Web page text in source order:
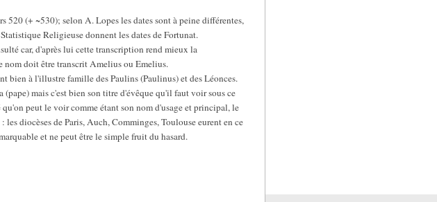
520 (+ ~530); selon A. Lopes les dates sont à peine différentes,
Religieuse donnent les dates de Fortunat.
car, d'après lui cette transcription rend mieux la
doit être transcrit Amelius ou Emelius.
bien à l'illustre famille des Paulins (Paulinus) et des Léonces.
mais c'est bien son titre d'évêque qu'il faut voir sous ce
peut le voir comme étant son nom d'usage et principal, le
diocèses de Paris, Auch, Comminges, Toulouse eurent en ce
et ne peut être le simple fruit du hasard.